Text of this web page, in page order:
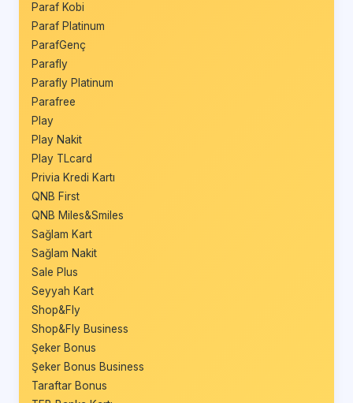
Paraf Kobi
Paraf Platinum
ParafGenç
Parafly
Parafly Platinum
Parafree
Play
Play Nakit
Play TLcard
Privia Kredi Kartı
QNB First
QNB Miles&Smiles
Sağlam Kart
Sağlam Nakit
Sale Plus
Seyyah Kart
Shop&Fly
Shop&Fly Business
Şeker Bonus
Şeker Bonus Business
Taraftar Bonus